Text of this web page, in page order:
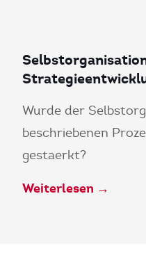
Wurde der
beschriebenen
gestaerkt?
Weiterlesen →